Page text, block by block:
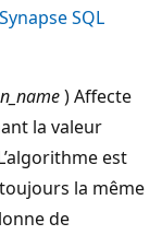
SQL
) Affecte
la valeur
est
la même
de